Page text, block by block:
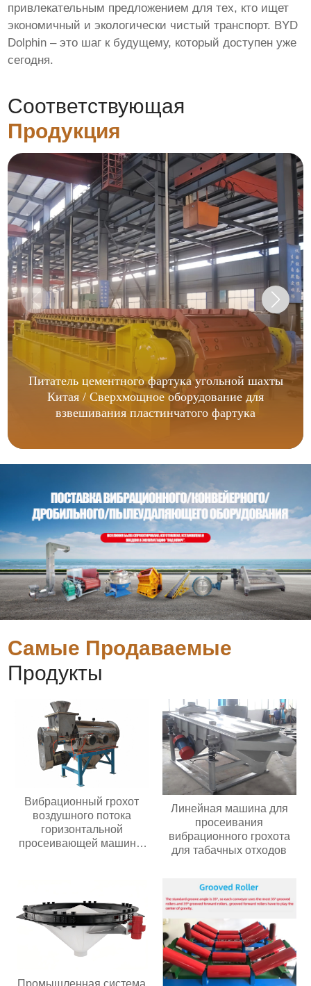
привлекательным предложением для тех, кто ищет
экономичный и экологически чистый транспорт. BYD
Dolphin – это шаг к будущему, который доступен уже
сегодня.
Соответствующая
Продукция
Питатель цементного фартука угольной шахты
Китая / Сверхмощное оборудование для
взвешивания пластинчатого фартука
Самые Продаваемые
Продукты
Вибрационный грохот
воздушного потока
горизонтальной
просеивающей машины
для сердечника
двигателя с мелким
порошком
Линейная машина для
просеивания
вибрационного грохота
для табачных отходов
Промышленная система